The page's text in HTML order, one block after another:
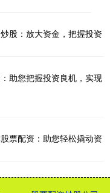
股：放大资金，把握投资
助您把握投资良机，实现
票配资：助您轻松撬动资